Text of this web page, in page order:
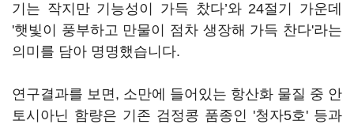
기는 작지만 기능성이 가득 찼다’와 24절기 가운데
'햇빛이 풍부하고 만물이 점차 생장해 가득 찬다'라는
의미를 담아 명명했습니다.
연구결과를 보면, 소만에 들어있는 항산화 물질 중 안
토시아닌 함량은 기존 검정콩 품종인 '청자5호' 등과